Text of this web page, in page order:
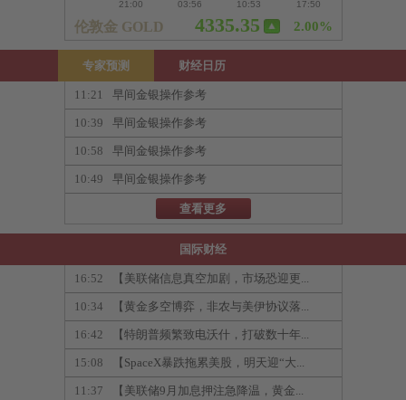
专家预测 财经日历
11:21 早间金银操作参考
10:39 早间金银操作参考
10:58 早间金银操作参考
10:49 早间金银操作参考
查看更多
国际财经
16:52 【美联储信息真空加剧，市场恐迎更...
10:34 【黄金多空博弈，非农与美伊协议落...
16:42 【特朗普频繁致电沃什，打破数十年...
15:08 【SpaceX暴跌拖累美股，明天迎“大...
11:37 【美联储9月加息押注急降温，黄金...